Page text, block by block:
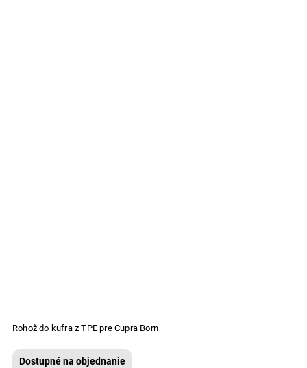
Rohož do kufra z TPE pre Cupra Born
Dostupné na objednanie